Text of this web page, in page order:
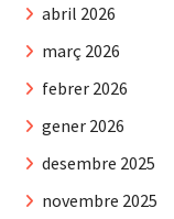
abril 2026
març 2026
febrer 2026
gener 2026
desembre 2025
novembre 2025